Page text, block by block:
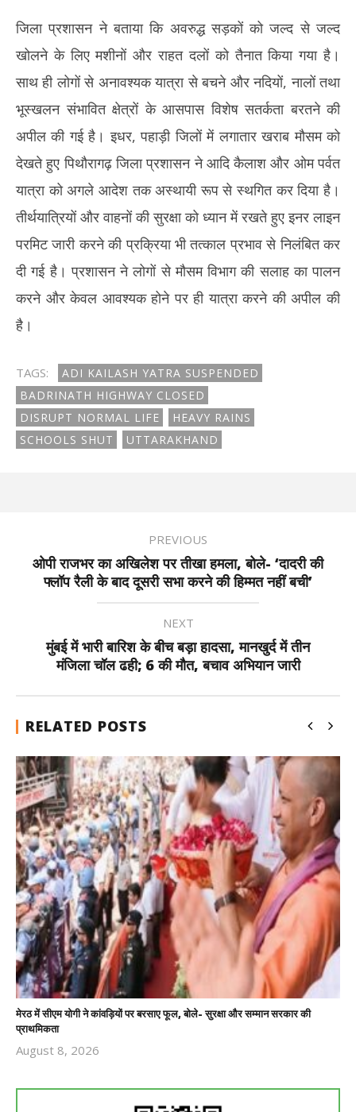
जिला प्रशासन ने बताया कि अवरुद्ध सड़कों को जल्द से जल्द
खोलने के लिए मशीनों और राहत दलों को तैनात किया गया है।
साथ ही लोगों से अनावश्यक यात्रा से बचने और नदियों, नालों तथा
भूस्खलन संभावित क्षेत्रों के आसपास विशेष सतर्कता बरतने की
अपील की गई है। इधर, पहाड़ी जिलों में लगातार खराब मौसम को
देखते हुए पिथौरागढ़ जिला प्रशासन ने आदि कैलाश और ओम पर्वत
यात्रा को अगले आदेश तक अस्थायी रूप से स्थगित कर दिया है।
तीर्थयात्रियों और वाहनों की सुरक्षा को ध्यान में रखते हुए इनर लाइन
परमिट जारी करने की प्रक्रिया भी तत्काल प्रभाव से निलंबित कर
दी गई है। प्रशासन ने लोगों से मौसम विभाग की सलाह का पालन
करने और केवल आवश्यक होने पर ही यात्रा करने की अपील की
है।
TAGS:
ADI KAILASH YATRA SUSPENDED
BADRINATH HIGHWAY CLOSED
DISRUPT NORMAL LIFE
HEAVY RAINS
SCHOOLS SHUT
UTTARAKHAND
PREVIOUS
ओपी राजभर का अखिलेश पर तीखा हमला, बोले- ‘दादरी की
फ्लॉप रैली के बाद दूसरी सभा करने की हिम्मत नहीं बची’
NEXT
मुंबई में भारी बारिश के बीच बड़ा हादसा, मानखुर्द में तीन
मंजिला चॉल ढही; 6 की मौत, बचाव अभियान जारी
RELATED POSTS
मेरठ में सीएम योगी ने कांवड़ियों पर बरसाए फूल, बोले- सुरक्षा और सम्मान सरकार की
प्राथमिकता
August 8, 2026